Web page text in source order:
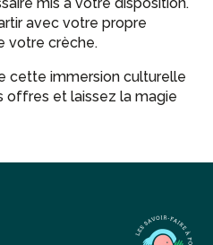
avec votre propre
votre crèche.
cette immersion culturelle
offres et laissez la magie